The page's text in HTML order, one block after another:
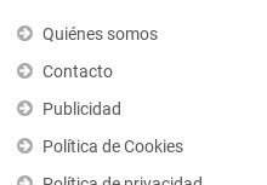
Quiénes somos
Contacto
Publicidad
Política de Cookies